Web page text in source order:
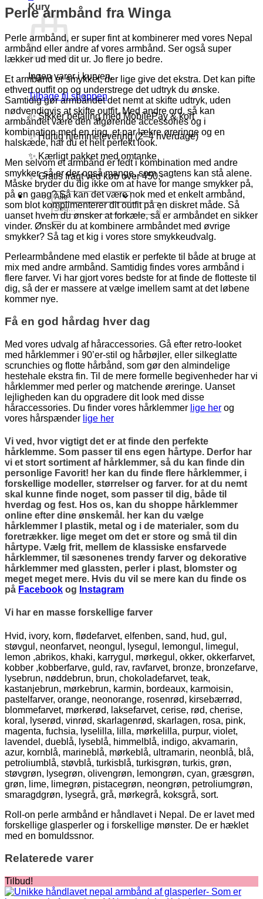
Kurv
Ingen varer i kurven.
Tilbage til shoppen
✨ Sikker betaling med MobilePay & kort
✨ Hurtig hjemmelevering (2–4 hverdage)
✨ Kærligt pakket med omtanke
✨ Gratis fragt ved køb over 450,-
Søg
efter:
Perle armbånd fra Winga
Perle armbånd, er super fint at kombinerer med vores Nepal
armbånd eller andre af vores armbånd. Ser også super
lækker ud med dit ur. Jo flere jo bedre.
Et armbånd er smykket, der lige give det ekstra. Det kan pifte
ethvert outfit op og understrege det udtryk du ønske.
Samtidig gør armbåndet det nemt at skifte udtryk, uden
nødvendigvis at skifte outfit. Med andre ord, så kan
armbåndet være den afgørende accessories og i
kombination med en ring, et par lækre øreringe og en
halskæde, har du et helt perfekt look.
Men selvom et armbånd er fedt i kombination med andre
smykker, så er der også mange, som sagtens kan stå alene.
Måske bryder du dig ikke om at have for mange smykker på,
på en gang? Så kan det være nok med et enkelt armbånd,
som blot komplimenterer dit outfit på en diskret måde. Så
uanset hvem du ønsker at forkæle, så er armbåndet en sikker
vinder. Ønsker du at kombinere armbåndet med øvrige
smykker? Så tag et kig i vores store smykkeudvalg.
Perlearmbåndene med elastik er perfekte til både at bruge at
mix med andre armbånd. Samtidig findes vores armbånd i
flere farver. Vi har gjort vores bedste for at finde de flotteste til
dig, så der er massere at vælge imellem samt at det løbene
kommer nye.
Få en god hårdag hver dag
Med vores udvalg af håraccessories. Gå efter retro-looket
med hårklemmer i 90’er-stil og hårbøjler, eller silkeglatte
scrunchies og flotte hårbånd, som gør den almindelige
hestehale ekstra fin. Til de mere formelle begivenheder har vi
hårklemmer med perler og matchende øreringe. Uanset
lejligheden kan du opgradere dit look med disse
håraccessories. Du finder vores hårklemmer lige her og
vores hårspænder lige her
Vi ved, hvor vigtigt det er at finde den perfekte
hårklemme. Som passer til ens egen hårtype. Derfor har
vi et stort sortiment af hårklemmer, så du kan finde din
personlige Favorit! her kan du finde flere hårklemmer, i
forskellige modeller, størrelser og farver. for at du nemt
skal kunne finde noget, som passer til dig, både til
hverdag og fest. Hos os, kan du shoppe hårklemmer
online efter dine ønskemål. her kan du vælge
hårklemmer I plastik, metal og i de materialer, som du
foretrækker. lige meget om det er store og små til din
hårtype. Vælg frit, mellem de klassiske ensfarvede
hårklemmer, til sæsonenes trendy farver og dekorative
hårklemmer med glassten, perler i plast, blomster og
meget meget mere. Hvis du vil se mere kan du finde os
på Facebook og Instagram
Vi har en masse forskellige farver
Hvid, ivory, korn, flødefarvet, elfenben, sand, hud, gul,
støvgul, neonfarvet, neongul, lysegul, lemongul, limegul,
lemon ,abrikos, khaki, karrygul, mørkegul, okker, okkerfarvet,
kobber ,kobberfarve, guld, rav, ravfarvet, bronze, bronzefarve,
lysebrun, nøddebrun, brun, chokoladefarvet, teak,
kastanjebrun, mørkebrun, karmin, bordeaux, karmoisin,
pastelfarver, orange, neonorange, rosenrød, kirsebærrød,
blommefarvet, mørkerød, laksefarvet, cerise, rød, cherise,
koral, lyserød, vinrød, skarlagenrød, skarlagen, rosa, pink,
magenta, fuchsia, lyselilla, lilla, mørkelilla, purpur, violet,
lavendel, dueblå, lyseblå, himmelblå, indigo, akvamarin,
azur, kornblå, marineblå, mørkeblå, ultramarin, neonblå, blå,
petroliumblå, støvblå, turkisblå, turkisgrøn, turkis, grøn,
støvgrøn, lysegrøn, olivengrøn, lemongrøn, cyan, græsgrøn,
grøn, lime, limegrøn, pistacegrøn, neongrøn, petroliumgrøn,
smaragdgrøn, lysegrå, grå, mørkegrå, koksgrå, sort.
Roll-on perle armbånd er håndlavet i Nepal. De er lavet med
forskellige glasperler og i forskellige mønster. De er hæklet
med en bomuldssnor.
Relaterede varer
Tilbud!